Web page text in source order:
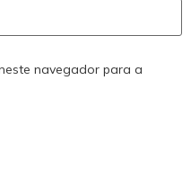
navegador para a